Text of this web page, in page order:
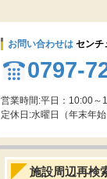
お問い合わせは センチ
0797-
営業時間:平日：10:00
定休日:水曜日（年末年始
施設周辺再検